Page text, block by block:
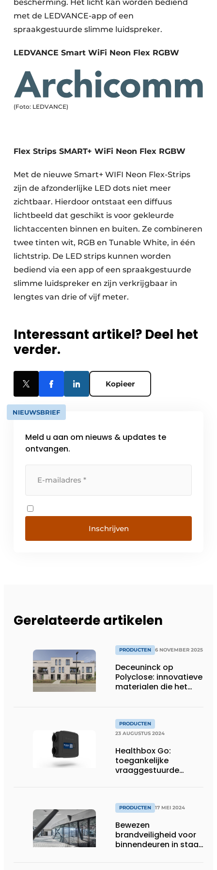
bescherming. Het licht kan worden bediend
met de LEDVANCE-app of een
spraakgestuurde slimme luidspreker.
LEDVANCE Smart WiFi Neon Flex RGBW
(Foto: LEDVANCE)
Flex Strips SMART+ WiFi Neon Flex RGBW
Met de nieuwe Smart+ WIFI Neon Flex-Strips
zijn de afzonderlijke LED dots niet meer
zichtbaar. Hierdoor ontstaat een diffuus
lichtbeeld dat geschikt is voor gekleurde
lichtaccenten binnen en buiten. Ze combineren
twee tinten wit, RGB en Tunable White, in één
lichtstrip. De LED strips kunnen worden
bediend via een app of een spraakgestuurde
slimme luidspreker en zijn verkrijgbaar in
lengtes van drie of vijf meter.
Interessant artikel? Deel het
verder.
Kopieer
NIEUWSBRIEF
Meld u aan om nieuws & updates te
ontvangen.
Inschrijven
Gerelateerde artikelen
PRODUCTEN 6 NOVEMBER 2025
Deceuninck op
Polyclose: innovatieve
materialen die het
PRODUCTEN
23 AUGUSTUS 2024
Healthbox Go:
toegankelijke
vraaggestuurde
PRODUCTEN 17 MEI 2024
Bewezen
brandveiligheid voor
binnendeuren in staal